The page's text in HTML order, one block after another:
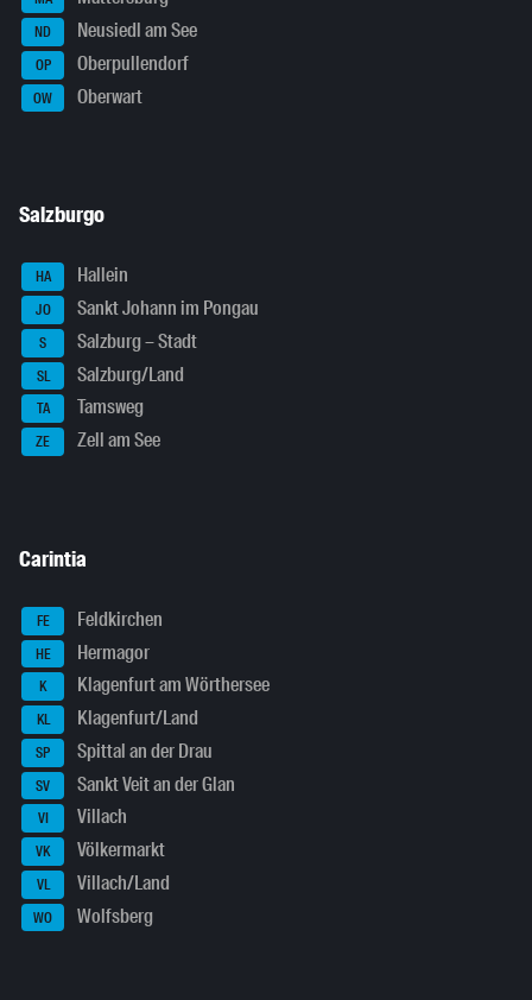
ND Neusiedl am See
OP Oberpullendorf
OW Oberwart
Salzburgo
HA Hallein
JO Sankt Johann im Pongau
S Salzburg – Stadt
SL Salzburg/Land
TA Tamsweg
ZE Zell am See
Carintia
FE Feldkirchen
HE Hermagor
K Klagenfurt am Wörthersee
KL Klagenfurt/Land
SP Spittal an der Drau
SV Sankt Veit an der Glan
VI Villach
VK Völkermarkt
VL Villach/Land
WO Wolfsberg